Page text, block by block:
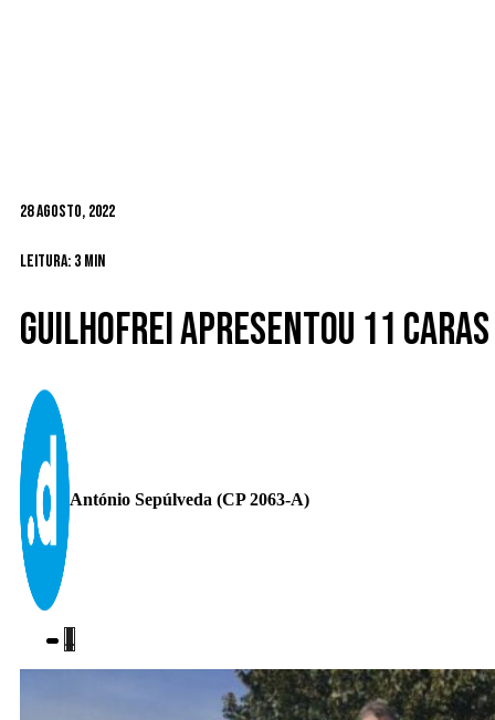
28 Agosto, 2022
Leitura: 3 min
Guilhofrei apresentou 11
António Sepúlveda (CP 2063-A)